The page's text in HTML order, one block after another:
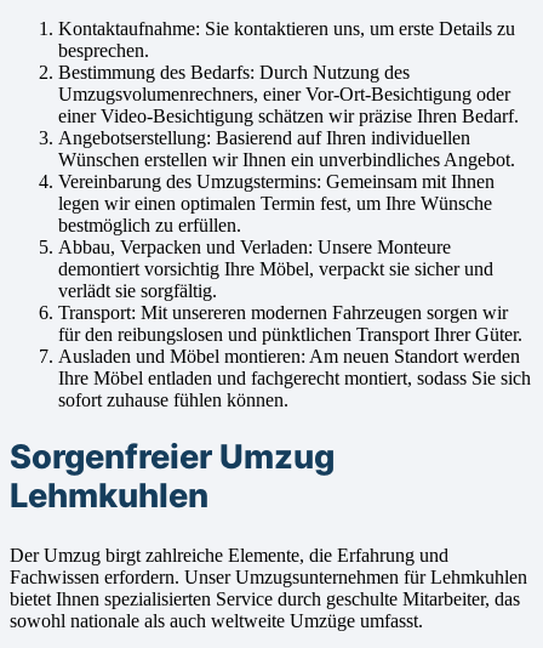
Kontaktaufnahme: Sie kontaktieren uns, um erste Details zu
besprechen.
Bestimmung des Bedarfs: Durch Nutzung des
Umzugsvolumenrechners, einer Vor-Ort-Besichtigung oder
einer Video-Besichtigung schätzen wir präzise Ihren Bedarf.
Angebotserstellung: Basierend auf Ihren individuellen
Wünschen erstellen wir Ihnen ein unverbindliches Angebot.
Vereinbarung des Umzugstermins: Gemeinsam mit Ihnen
legen wir einen optimalen Termin fest, um Ihre Wünsche
bestmöglich zu erfüllen.
Abbau, Verpacken und Verladen: Unsere Monteure
demontiert vorsichtig Ihre Möbel, verpackt sie sicher und
verlädt sie sorgfältig.
Transport: Mit unsereren modernen Fahrzeugen sorgen wir
für den reibungslosen und pünktlichen Transport Ihrer Güter.
Ausladen und Möbel montieren: Am neuen Standort werden
Ihre Möbel entladen und fachgerecht montiert, sodass Sie sich
sofort zuhause fühlen können.
Sorgenfreier Umzug
Lehmkuhlen
Der Umzug birgt zahlreiche Elemente, die Erfahrung und
Fachwissen erfordern. Unser Umzugsunternehmen für Lehmkuhlen
bietet Ihnen spezialisierten Service durch geschulte Mitarbeiter, das
sowohl nationale als auch weltweite Umzüge umfasst.